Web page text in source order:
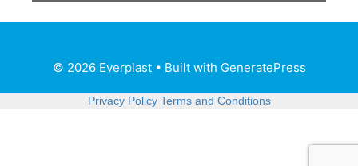
© 2026 Everplast• Built with GeneratePress
Privacy Policy Terms and Conditions